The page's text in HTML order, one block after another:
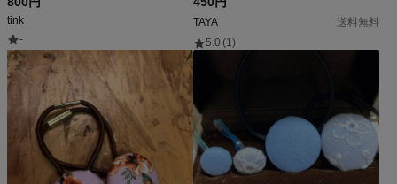
tink
-
TAYA
送料無料
5.0 (1)